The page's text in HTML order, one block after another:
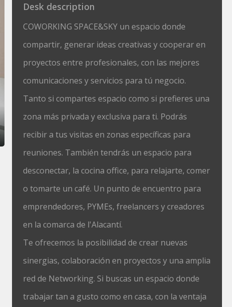
Desk description
COWORKING SPACE&SKY un espacio donde
compartir, generar ideas creativas y cooperar en
proyectos entre profesionales, con las mejores
comunicaciones y servicios para tú negocio.
Tanto si compartes espacio como si prefieres una
zona más privada y exclusiva para ti. Podrás
recibir a tus visitas en zonas específicas para
reuniones. También tendrás un espacio para
desconectar, la cocina office, para relajarte, comer
o tomarte un café. Un punto de encuentro para
emprendedores, PYMEs, freelancers y creadores
en la comarca de l'Alacantí.
Te ofrecemos la posibilidad de crear nuevas
sinergias, colaboración en proyectos y una amplia
red de Networking. Si buscas un espacio donde
trabajar tan a gusto como en casa, con la ventaja